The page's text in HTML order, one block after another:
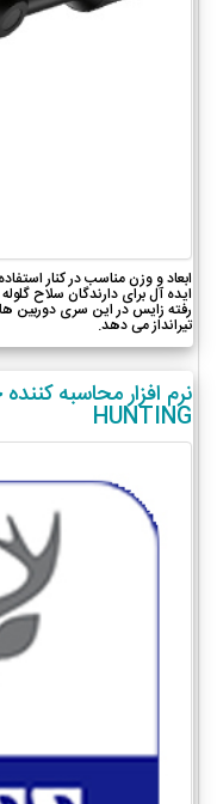
ابعاد و وزن مناسب در کنار
ایده آل برای دارندگان سلاح
رفته زایس در این سری دوربین
تیرانداز می دهد.
HUNTING